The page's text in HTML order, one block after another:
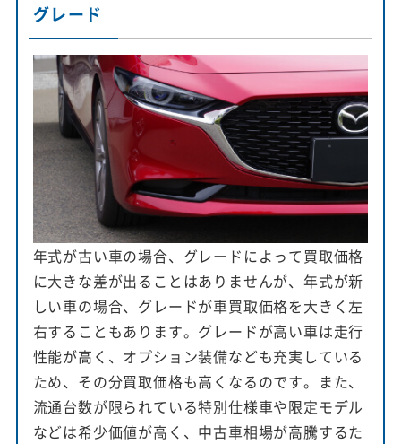
グレード
年式が古い車の場合、グレードによって買取価格
に大きな差が出ることはありませんが、年式が新
しい車の場合、グレードが車買取価格を大きく左
右することもあります。グレードが高い車は走行
性能が高く、オプション装備なども充実している
ため、その分買取価格も高くなるのです。また、
流通台数が限られている特別仕様車や限定モデル
などは希少価値が高く、中古車相場が高騰するた